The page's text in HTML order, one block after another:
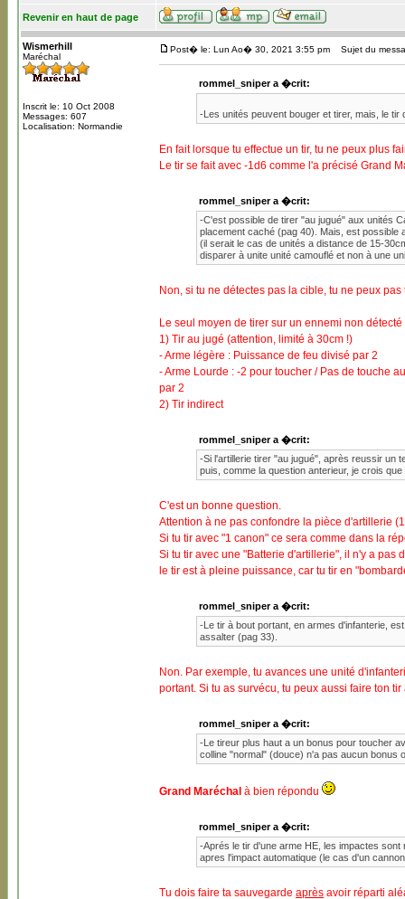
Revenir en haut de page
Wismerhill
Maréchal
Inscrit le: 10 Oct 2008
Messages: 607
Localisation: Normandie
Post� le: Lun Ao� 30, 2021 3:55 pm Sujet du
rommel_sniper a �crit:
-Les unités peuvent bouger et tirer, mais, le
En fait lorsque tu effectue un tir, tu ne peux plus
Le tir se fait avec -1d6 comme l'a précisé Grand
rommel_sniper a �crit:
-C'est possible de tirer "au jugué" aux unités
placement caché (pag 40). Mais, est possible
(il serait le cas de unités a distance de 15-
disparer à unite unité camouflé et non à une
Non, si tu ne détectes pas la cible, tu ne peux pas
Le seul moyen de tirer sur un ennemi non détecté
1) Tir au jugé (attention, limité à 30cm !)
- Arme légère : Puissance de feu divisé par 2
- Arme Lourde : -2 pour toucher / Pas de touche
par 2
2) Tir indirect
rommel_sniper a �crit:
-Si l'artillerie tirer "au jugué", après reussir un
puis, comme la question anterieur, je crois
C'est un bonne question.
Attention à ne pas confondre la pièce d'artillerie
Si tu tir avec "1 canon" ce sera comme dans la
Si tu tir avec une "Batterie d'artillerie", il n'y a pas
le tir est à pleine puissance, car tu tir en
rommel_sniper a �crit:
-Le tir à bout portant, en armes d'infanterie,
assalter (pag 33).
Non. Par exemple, tu avances une unité
portant. Si tu as survécu, tu peux aussi faire ton
rommel_sniper a �crit:
-Le tireur plus haut a un bonus pour toucher
colline "normal" (douce) n'a pas aucun bonus
Grand Maréchal à bien répondu
rommel_sniper a �crit:
-Aprés le tir d'une arme HE, les impactes
apres l'impact automatique (le cas d'un
Tu dois faire ta sauvegarde après avoir réparti